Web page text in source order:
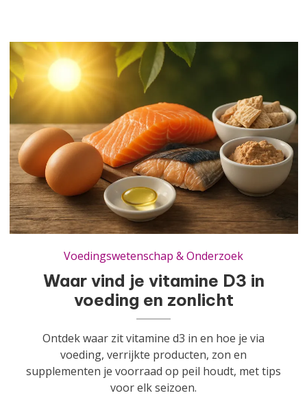
Waar vind je vitamine D3 in voeding en zonlicht
Voedingswetenschap & Onderzoek
Waar vind je vitamine D3 in
voeding en zonlicht
Ontdek waar zit vitamine d3 in en hoe je via
voeding, verrijkte producten, zon en
supplementen je voorraad op peil houdt, met tips
voor elk seizoen.